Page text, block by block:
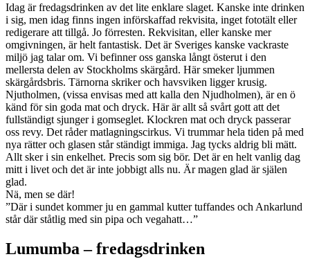
Idag är fredagsdrinken av det lite enklare slaget. Kanske inte drinken
i sig, men idag finns ingen införskaffad rekvisita, inget fototält eller
redigerare att tillgå. Jo förresten. Rekvisitan, eller kanske mer
omgivningen, är helt fantastisk. Det är Sveriges kanske vackraste
miljö jag talar om. Vi befinner oss ganska långt österut i den
mellersta delen av Stockholms skärgård. Här smeker ljummen
skärgårdsbris. Tärnorna skriker och havsviken ligger krusig.
Njutholmen, (vissa envisas med att kalla den Njudholmen), är en ö
känd för sin goda mat och dryck. Här är allt så svårt gott att det
fullständigt sjunger i gomseglet. Klockren mat och dryck passerar
oss revy. Det råder matlagningscirkus. Vi trummar hela tiden på med
nya rätter och glasen står ständigt immiga. Jag tycks aldrig bli mätt.
Allt sker i sin enkelhet. Precis som sig bör. Det är en helt vanlig dag
mitt i livet och det är inte jobbigt alls nu. Är magen glad är själen
glad.
Nä, men se där!
”Där i sundet kommer ju en gammal kutter tuffandes och Ankarlund
står där ståtlig med sin pipa och vegahatt…”
Lumumba – fredagsdrinken